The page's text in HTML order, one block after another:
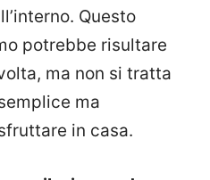
Questo
potrebbe risultare
ma non si tratta
ma
in casa.